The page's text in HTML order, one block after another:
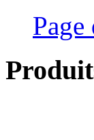
Page